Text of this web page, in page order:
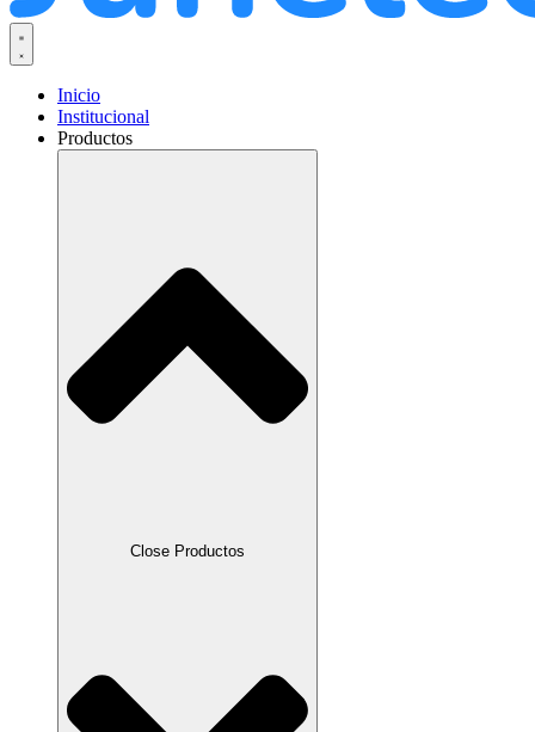
Inicio
Institucional
Productos
Close Productos